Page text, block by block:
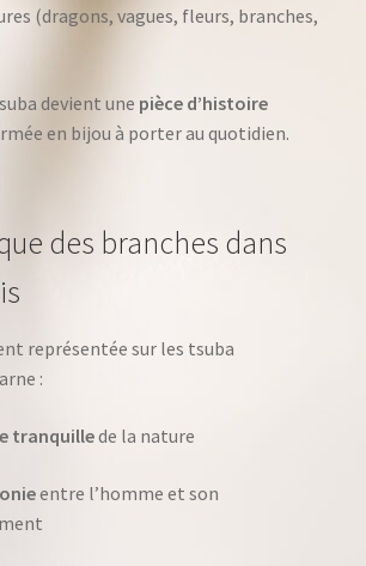
(dragons, vagues, fleurs, branches,
devient une pièce d’histoire
en bijou à porter au quotidien.
des branches dans
représentée sur les tsuba
:
tranquillede la nature
entre l’homme et son